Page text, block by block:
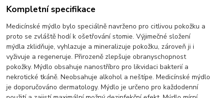
Kompletní specifikace
Medicínské mýdlo bylo speciálně navrženo pro citlivou pokožku a
proto se zvláště hodí k ošetřování stomie. Výjimečné složení
mýdla zklidňuje, vyhlazuje a mineralizuje pokožku, zároveň ji i
vyživuje a regeneruje. Přirozeně zlepšuje obranyschopnost
pokožky. Mýdlo obsahuje nanostříbro pro likvidaci bakterií a
nekrotické tkáně. Neobsahuje alkohol a neštípe. Medicínské mýdlo
je doporučováno dermatology. Mýdlo je určeno pro každodenní